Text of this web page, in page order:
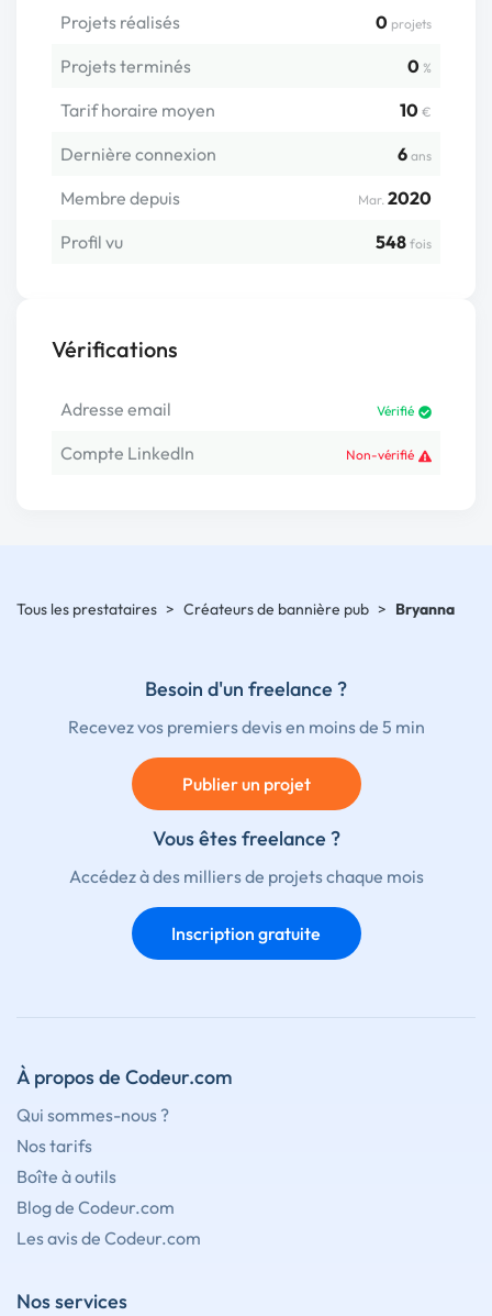
Projets réalisés 0 projets
Projets terminés 0 %
Tarif horaire moyen 10 €
Dernière connexion 6 ans
Membre depuis Mar. 2020
Profil vu
548 fois
Vérifications
Adresse email Vérifié
Compte LinkedIn Non-vérifié
Tous les prestataires > Créateurs de bannière pub > Bryanna
Besoin d'un freelance ?
Recevez vos premiers devis en moins de 5 min
Publier un projet
Vous êtes freelance ?
Accédez à des milliers de projets chaque mois
Inscription gratuite
À propos de Codeur.com
Qui sommes-nous ?
Nos tarifs
Boîte à outils
Blog de Codeur.com
Les avis de Codeur.com
Nos services